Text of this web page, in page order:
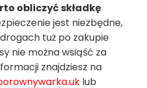
obliczyć składkę
jest niezbędne,
tuż po zakupie
nie można wsiąść za
znajdziesz na
lub